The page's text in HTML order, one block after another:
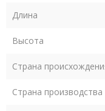
Длина
Высота
Страна
Страна производства